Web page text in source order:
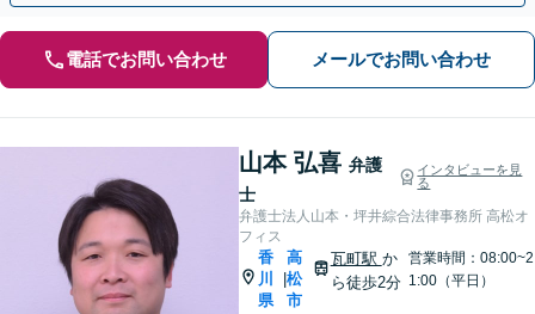
電話でお問い合わせ メールでお問い合わせ
山本 弘喜 弁護
士
インタビューを見
る
弁護士法人山本・坪井綜合法律事務所 高松オ
フィス
香
川
県
高
松
市
瓦町駅 か
ら徒歩2分
営業時間：08:00~2
1:00（平日）